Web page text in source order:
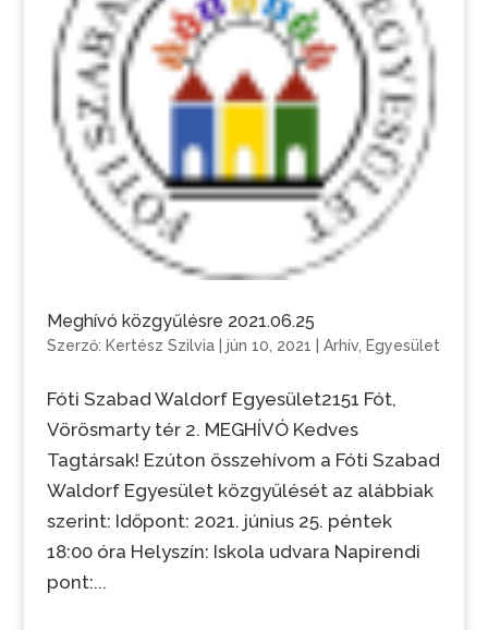
Meghívó közgyűlésre 2021.06.25
Szerző: Kertész Szilvia| jún 10, 2021 | Arhív, Egyesület
Fóti Szabad Waldorf Egyesület2151 Fót,
Vörösmarty tér 2. MEGHÍVÓ Kedves
Tagtársak! Ezúton összehívom a Fóti Szabad
Waldorf Egyesület közgyűlését az alábbiak
szerint: Időpont: 2021. június 25. péntek
18:00 óra Helyszín: Iskola udvara Napirendi
pont:...